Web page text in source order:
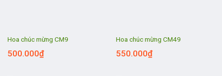
Hoa chúc mừng CM9
500.000₫
Hoa chúc mừng CM49
550.000₫